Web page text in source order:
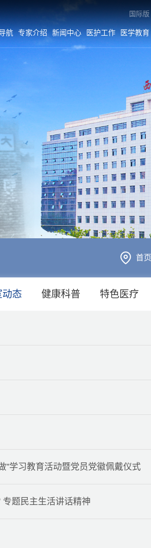
科室动态
人文关怀
媒体二院
公告
数字院报
护理动态
国际版
航 专家介绍 新闻中心 医护工作 医学教育
首页
动态 健康科普 特色医疗
学习教育活动暨党员党徽佩戴仪式
专题民主生活讲话精神